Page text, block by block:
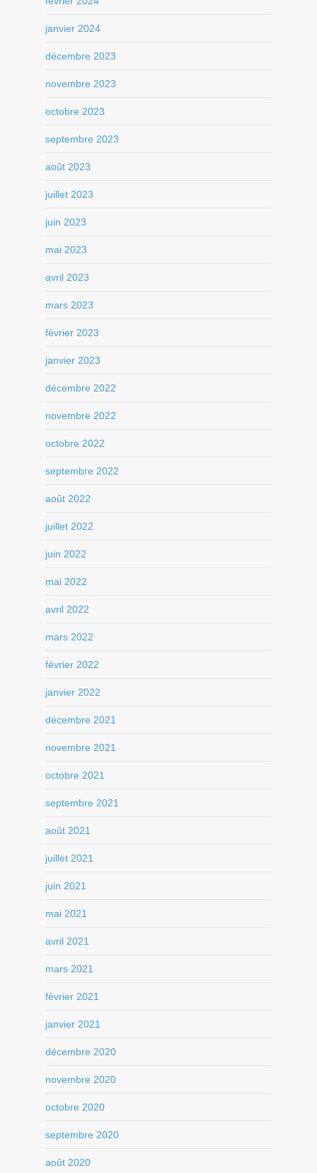
janvier 2024
décembre 2023
novembre 2023
octobre 2023
septembre 2023
août 2023
juillet 2023
juin 2023
mai 2023
avril 2023
mars 2023
février 2023
janvier 2023
décembre 2022
novembre 2022
octobre 2022
septembre 2022
août 2022
juillet 2022
juin 2022
mai 2022
avril 2022
mars 2022
février 2022
janvier 2022
décembre 2021
novembre 2021
octobre 2021
septembre 2021
août 2021
juillet 2021
juin 2021
mai 2021
avril 2021
mars 2021
février 2021
janvier 2021
décembre 2020
novembre 2020
octobre 2020
septembre 2020
août 2020